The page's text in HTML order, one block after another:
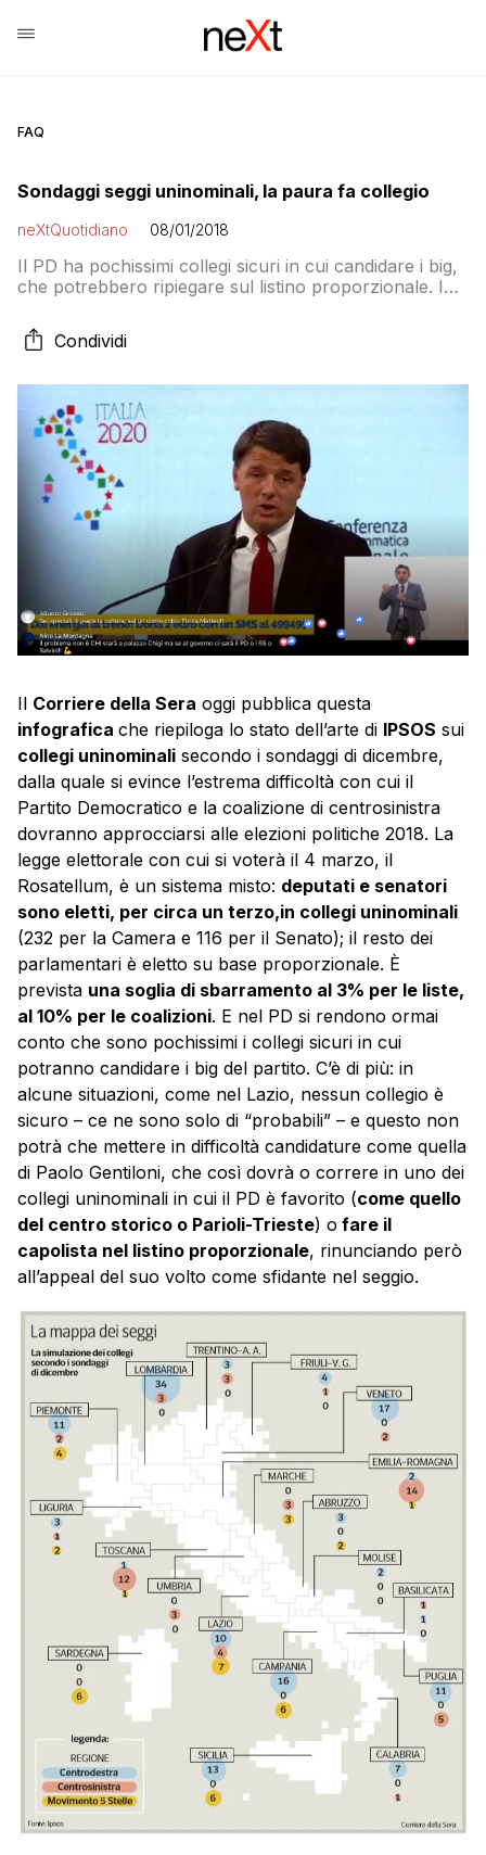
FAQ
Sondaggi seggi uninominali, la paura fa collegio
neXtQuotidiano 08/01/2018
Il PD ha pochissimi collegi sicuri in cui candidare i big,
che potrebbero ripiegare sul listino proporzionale. I
Condividi
Il Corriere della Sera oggi pubblica questa
infografica che riepiloga lo stato dell’arte di IPSOS sui
collegi uninominali secondo i sondaggi di dicembre,
dalla quale si evince l’estrema difficoltà con cui il
Partito Democratico e la coalizione di centrosinistra
dovranno approcciarsi alle elezioni politiche 2018. La
legge elettorale con cui si voterà il 4 marzo, il
Rosatellum, è un sistema misto: deputati e senatori
sono eletti, per circa un terzo,in collegi uninominali
(232 per la Camera e 116 per il Senato); il resto dei
parlamentari è eletto su base proporzionale. È
prevista una soglia di sbarramento al 3% per le liste,
al 10% per le coalizioni. E nel PD si rendono ormai
conto che sono pochissimi i collegi sicuri in cui
potranno candidare i big del partito. C’è di più: in
alcune situazioni, come nel Lazio, nessun collegio è
sicuro – ce ne sono solo di “probabili” – e questo non
potrà che mettere in difficoltà candidature come quella
di Paolo Gentiloni, che così dovrà o correre in uno dei
collegi uninominali in cui il PD è favorito (come quello
del centro storico o Parioli-Trieste) o fare il
capolista nel listino proporzionale, rinunciando però
all’appeal del suo volto come sfidante nel seggio.